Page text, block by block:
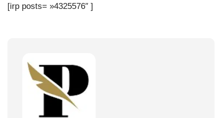
[irp posts= »4325576″ ]